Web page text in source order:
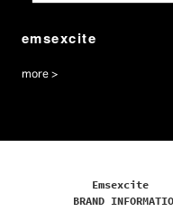
emsexcite
more >
Emsexcite
BRAND